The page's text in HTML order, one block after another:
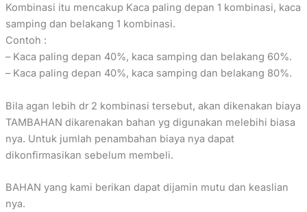
Kombinasi itu mencakup Kaca paling depan 1 kombinasi, kaca
samping dan belakang 1 kombinasi.
Contoh :
– Kaca paling depan 40%, kaca samping dan belakang 60%.
– Kaca paling depan 40%, kaca samping dan belakang 80%.
Bila agan lebih dr 2 kombinasi tersebut, akan dikenakan biaya
TAMBAHAN dikarenakan bahan yg digunakan melebihi biasa
nya. Untuk jumlah penambahan biaya nya dapat
dikonfirmasikan sebelum membeli.
BAHAN yang kami berikan dapat dijamin mutu dan keaslian
nya.